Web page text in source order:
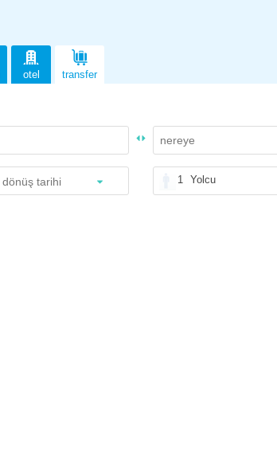
otel transfer
1 Yolcu